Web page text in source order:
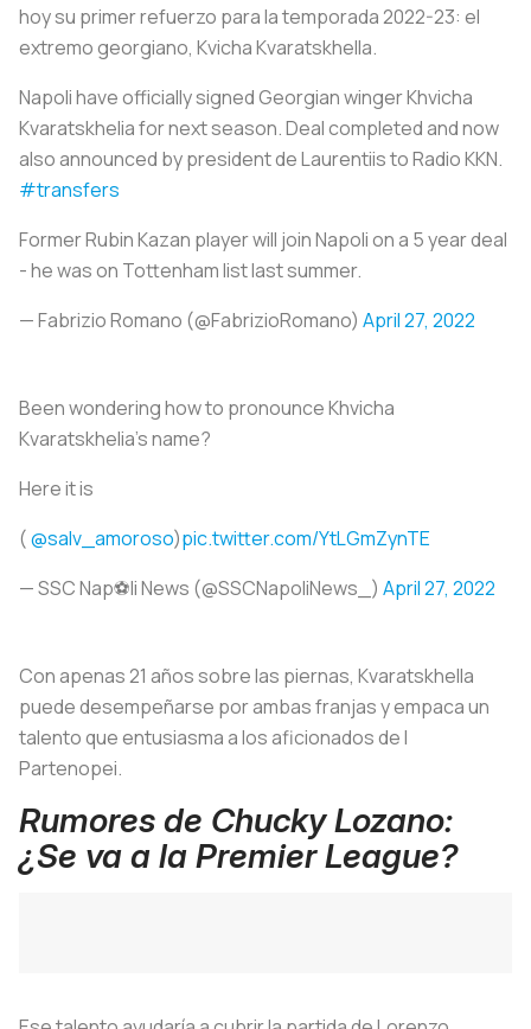
hoy su primer refuerzo para la temporada 2022-23: el
extremo georgiano, Kvicha Kvaratskhella.
Napoli have officially signed Georgian winger Khvicha
Kvaratskhelia for next season. Deal completed and now
also announced by president de Laurentiis to Radio KKN.
#transfers
Former Rubin Kazan player will join Napoli on a 5 year deal
- he was on Tottenham list last summer.
— Fabrizio Romano (@FabrizioRomano) April 27, 2022
Been wondering how to pronounce Khvicha
Kvaratskhelia’s name?
Here it is
(@salv_amoroso)pic.twitter.com/YtLGmZynTE
— SSC Nap⚽️li News (@SSCNapoliNews_) April 27, 2022
Con apenas 21 años sobre las piernas, Kvaratskhella
puede desempeñarse por ambas franjas y empaca un
talento que entusiasma a los aficionados deI
Partenopei.
Rumores de Chucky Lozano:
¿Se va a la Premier League?